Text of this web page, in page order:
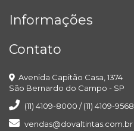
Informações
Contato
Avenida Capitão Casa, 1374
São Bernardo do Campo - SP
(11) 4109-8000 / (11) 4109-9568
vendas@dovaltintas.com.br